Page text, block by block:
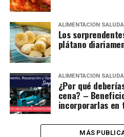
ALIMENTACIÓN
Los
plátano
ALIMENTACIÓN
¿Por qué
cena? –
incorporarlas
MÁS